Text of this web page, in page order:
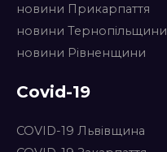
новини Прикарпаття
новини Тернопільщини
новини Рівненщини
Covid-19
COVID-19 Львівщина